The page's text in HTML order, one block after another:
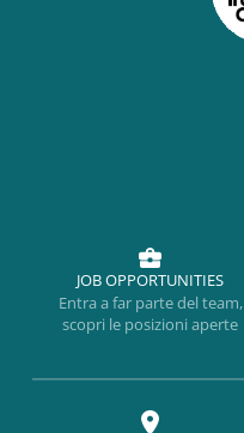
JOB OPPORTUNITIES
Entra a far parte del team,
scopri le posizioni aperte